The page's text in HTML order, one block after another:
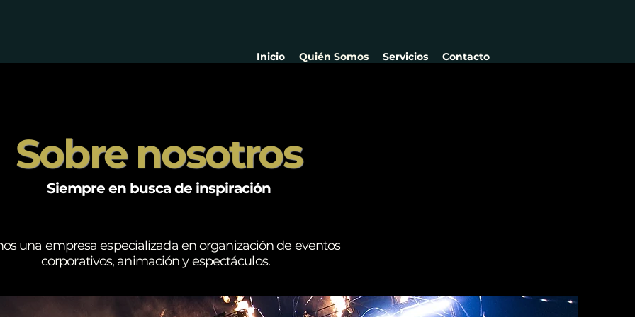
Inicio Quién Somos Servicios Contacto
Sobre nosotros
Siempre en busca de inspiración
una empresa especializada en organización de eventos
corporativos, animación y espectáculos.